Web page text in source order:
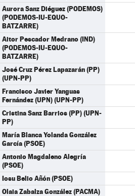
Aurora Sanz Diéguez (PODEMOS)
(PODEMOS-IU-EQUO-
BATZARRE)
Aitor Pescador Medrano (IND)
(PODEMOS-IU-EQUO-
BATZARRE)
José Cruz Pérez Lapazarán (PP)
(UPN-PP)
Francisco Javier Yanguas
Fernández (UPN) (UPN-PP)
Cristina Sanz Barrios (PP) (UPN-
PP)
María Blanca Yolanda González
García (PSOE)
Antonio Magdaleno Alegría
(PSOE)
Iosu Belio Añón (PSOE)
Olaia Zabalza González (PACMA)